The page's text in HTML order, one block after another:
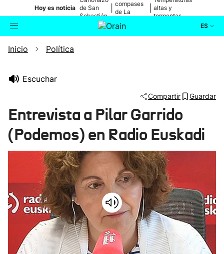
Hoy es noticia de San
Sebastián
compases
de La
altas y
tormentas
ES
Buscador
Ikusmiran
Eguraldia
Inicio Política
Escuchar
Compartir Guardar
Entrevista a Pilar Garrido
(Podemos) en Radio Euskadi